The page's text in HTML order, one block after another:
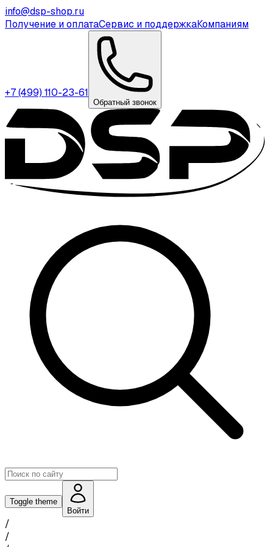
info@dsp-shop.ru
Получение и оплатаСервис и поддержкаКомпаниям
+7 (499) 110-23-61
Обратный звонок
Toggle theme
Войти
/
/